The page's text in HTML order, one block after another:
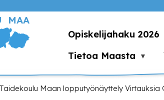
MAA
Opiskelijahaku 2026
Tietoa Maasta
Taidekoulu Maan lopputyönäyttely Virtauksia